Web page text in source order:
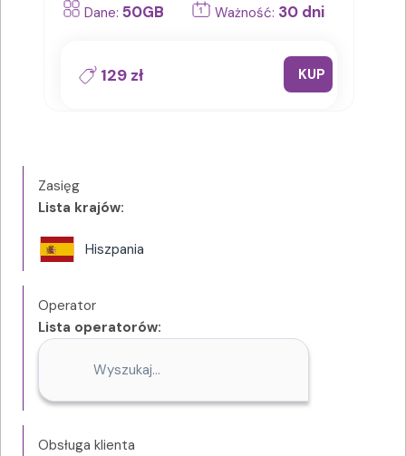
Dane: 50GB Ważność: 30 dni
129 zł KUP
Zasięg
Lista krajów:
Hiszpania
Operator
Lista operatorów:
Obsługa klienta